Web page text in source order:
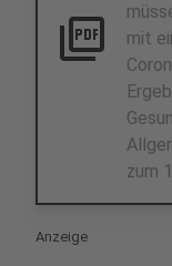
picture_as_pdf
mit
zum
Anzeige